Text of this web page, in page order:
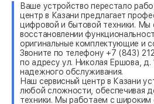
Ваше устройство перестало
центр в Казани предлагает
цифровой и бытовой техники. Мы
восстановлении
оригинальные комплектующие и
Звоните по телефону +7 (843)
по адресу ул. Николая Ершова, д.
надежного обслуживания.
Наш сервисный центр в Казани
любой сложности, обеспечивая
техники. Мы работаем с широким